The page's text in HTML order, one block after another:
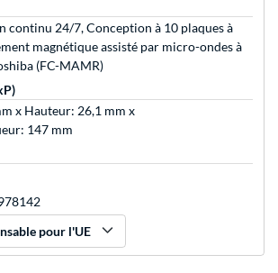
continu 24/7, Conception à 10 plaques à
magnétique assisté par micro-ondes à
(FC-MAMR)
x Hauteur: 26,1 mm x
147 mm
pour l'UE